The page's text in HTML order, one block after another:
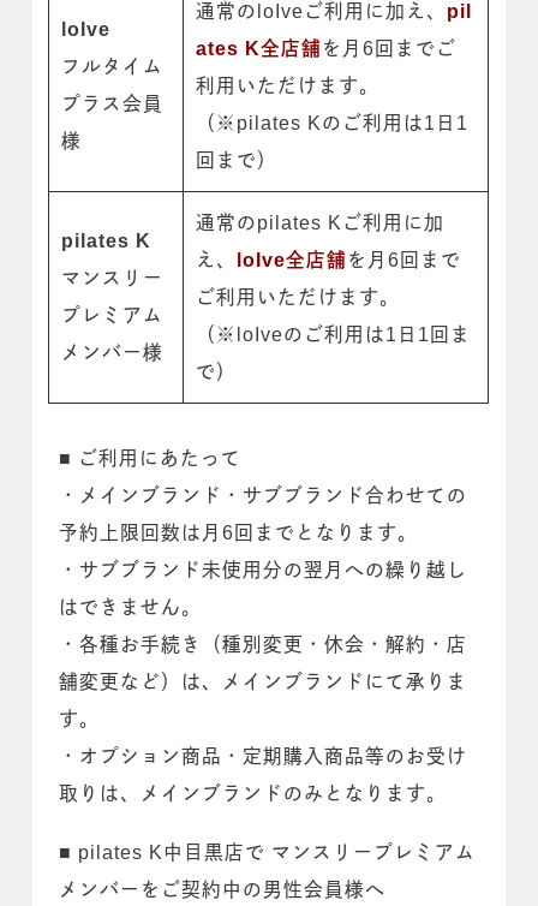
loIve
フルタイム
プラス会員
様
通常のloIveご利用に加え、 pil
ates K全店舗を月6回までご
利用いただけます。
（※pilates Kのご利用は1日1
回まで）
pilates K
マンスリー
プレミアム
メンバー様
通常のpilates Kご利用に加
え、
loIve全店舗を月6回まで
ご利用いただけます。
（※loIveのご利用は1日1回ま
で）
■ ご利用にあたって
・メインブランド・サブブランド合わせての
予約上限回数は月6回までとなります。
・サブブランド未使用分の翌月への繰り越し
はできません。
・各種お手続き（種別変更・休会・解約・店
舗変更など）は、メインブランドにて承りま
す。
・オプション商品・定期購入商品等のお受け
取りは、メインブランドのみとなります。
■ pilates K中目黒店で マンスリープレミアム
メンバーをご契約中の男性会員様へ